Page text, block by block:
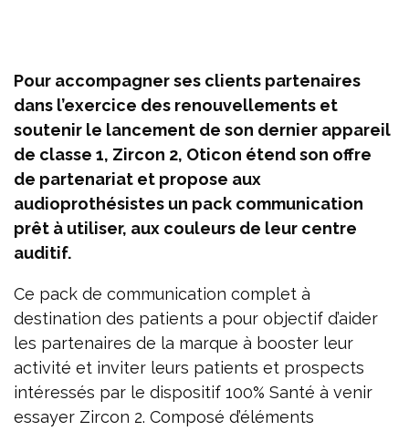
Pour accompagner ses clients partenaires
dans l’exercice des renouvellements et
soutenir le lancement de son dernier appareil
de classe 1, Zircon 2, Oticon étend son offre
de partenariat et propose aux
audioprothésistes un pack communication
prêt à utiliser, aux couleurs de leur centre
auditif.
Ce pack de communication complet à
destination des patients a pour objectif d’aider
les partenaires de la marque à booster leur
activité et inviter leurs patients et prospects
intéressés par le dispositif 100% Santé à venir
essayer Zircon 2. Composé d’éléments